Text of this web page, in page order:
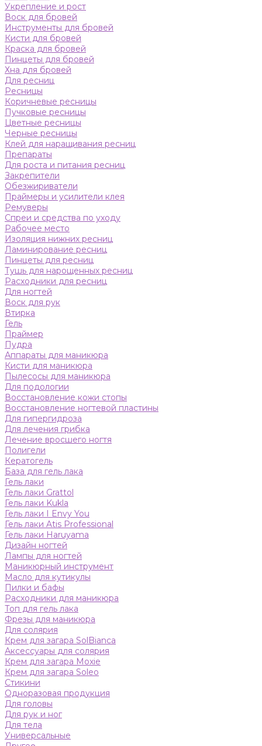
Укрепление и рост
Воск для бровей
Инструменты для бровей
Кисти для бровей
Краска для бровей
Пинцеты для бровей
Хна для бровей
Для ресниц
Ресницы
Коричневые ресницы
Пучковые ресницы
Цветные ресницы
Черные ресницы
Клей для наращивания ресниц
Препараты
Для роста и питания ресниц
Закрепители
Обезжириватели
Праймеры и усилители клея
Ремуверы
Спреи и средства по уходу
Рабочее место
Изоляция нижних ресниц
Ламинирование ресниц
Пинцеты для ресниц
Тушь для нарощенных ресниц
Расходники для ресниц
Для ногтей
Воск для рук
Втирка
Гель
Праймер
Пудра
Аппараты для маникюра
Кисти для маникюра
Пылесосы для маникюра
Для подологии
Восстановление кожи стопы
Восстановление ногтевой пластины
Для гипергидроза
Для лечения грибка
Лечение вросшего ногтя
Полигели
Кератогель
База для гель лака
Гель лаки
Гель лаки Grattol
Гель лаки Kukla
Гель лаки I Envy You
Гель лаки Atis Professional
Гель лаки Haruyama
Дизайн ногтей
Лампы для ногтей
Маникюрный инструмент
Масло для кутикулы
Пилки и бафы
Расходники для маникюра
Топ для гель лака
Фрезы для маникюра
Для солярия
Крем для загара SolBianca
Аксессуары для солярия
Крем для загара Moxie
Крем для загара Soleo
Стикини
Одноразовая продукция
Для головы
Для рук и ног
Для тела
Универсальные